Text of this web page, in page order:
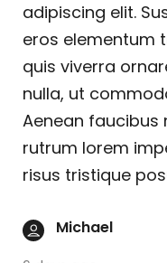
adipiscing elit.
eros elementum
quis viverra
nulla, ut
Aenean faucibus
rutrum lorem
risus tristique
Michael